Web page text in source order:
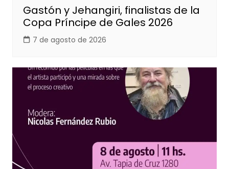
Gastón y Jehangiri, finalistas de la
Copa Príncipe de Gales 2026
7 de agosto de 2026